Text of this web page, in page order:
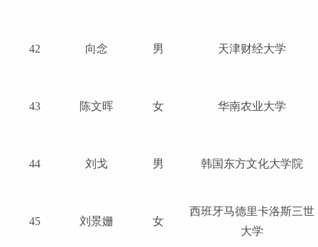
42 向念 男 天津财经大学
43 陈文晖 女 华南农业大学
44 刘戈 男 韩国东方文化大学院
45 刘景姗 女
西班牙马德里卡洛斯三世
大学